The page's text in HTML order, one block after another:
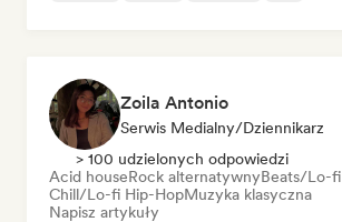
Zoila Antonio
Serwis Medialny/Dziennikarz
> 100 udzielonych odpowiedzi
Acid houseRock alternatywnyBeats/Lo-fi
Chill/Lo-fi Hip-HopMuzyka klasyczna
Napisz artykuły